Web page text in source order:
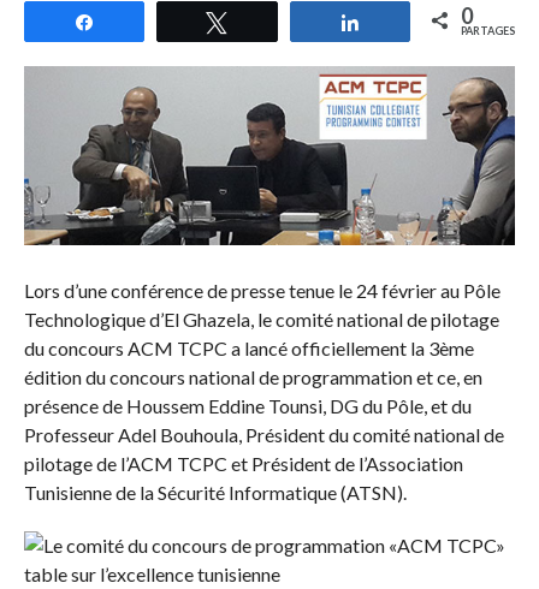
Partagez 0
PARTAGES
Lors d’une conférence de presse tenue le 24 février au Pôle
Technologique d’El Ghazela, le comité national de pilotage
du concours ACM TCPC a lancé officiellement la 3ème
édition du concours national de programmation et ce, en
présence de Houssem Eddine Tounsi, DG du Pôle, et du
Professeur Adel Bouhoula, Président du comité national de
pilotage de l’ACM TCPC et Président de l’Association
Tunisienne de la Sécurité Informatique (ATSN).